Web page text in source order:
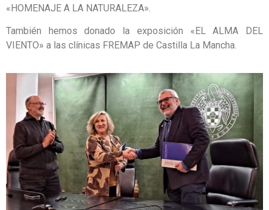
«HOMENAJE A LA NATURALEZA».
También hemos donado la exposición «EL ALMA DEL
VIENTO» a las clínicas FREMAP de Castilla La Mancha.